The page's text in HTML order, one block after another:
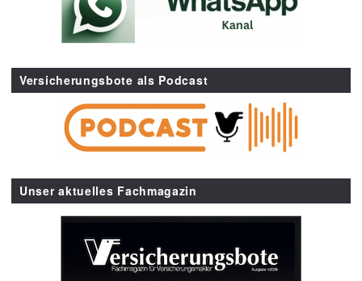
Versicherungsbote als Podcast
Unser aktuelles Fachmagazin